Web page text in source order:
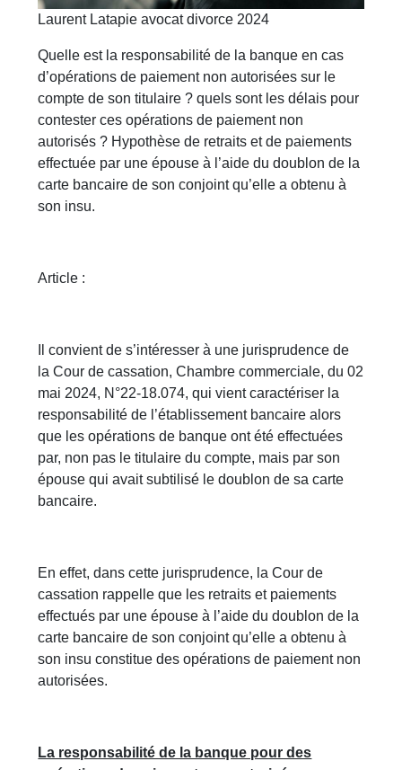
Laurent Latapie avocat divorce 2024
Quelle est la responsabilité de la banque en cas
d’opérations de paiement non autorisées sur le
compte de son titulaire ? quels sont les délais pour
contester ces opérations de paiement non
autorisés ? Hypothèse de retraits et de paiements
effectuée par une épouse à l’aide du doublon de la
carte bancaire de son conjoint qu’elle a obtenu à
son insu.
Article :
Il convient de s’intéresser à une jurisprudence de
la Cour de cassation, Chambre commerciale, du 02
mai 2024, N°22-18.074, qui vient caractériser la
responsabilité de l’établissement bancaire alors
que les opérations de banque ont été effectuées
par, non pas le titulaire du compte, mais par son
épouse qui avait subtilisé le doublon de sa carte
bancaire.
En effet, dans cette jurisprudence, la Cour de
cassation rappelle que les retraits et paiements
effectués par une épouse à l’aide du doublon de la
carte bancaire de son conjoint qu’elle a obtenu à
son insu constitue des opérations de paiement non
autorisées.
La responsabilité de la banque pour des